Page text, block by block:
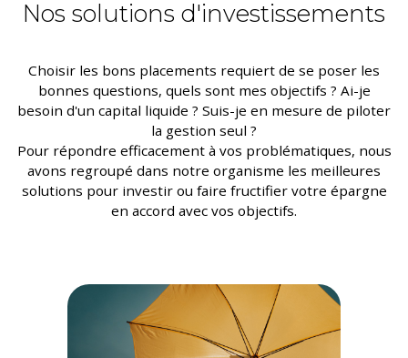
Nos solutions d'investissements
Choisir les bons placements requiert de se poser les
bonnes questions, quels sont mes objectifs ? Ai-je
besoin d'un capital liquide ? Suis-je en mesure de piloter
la gestion seul ?
Pour répondre efficacement à vos problématiques, nous
avons regroupé dans notre organisme les meilleures
solutions pour investir ou faire fructifier votre épargne
en accord avec vos objectifs.